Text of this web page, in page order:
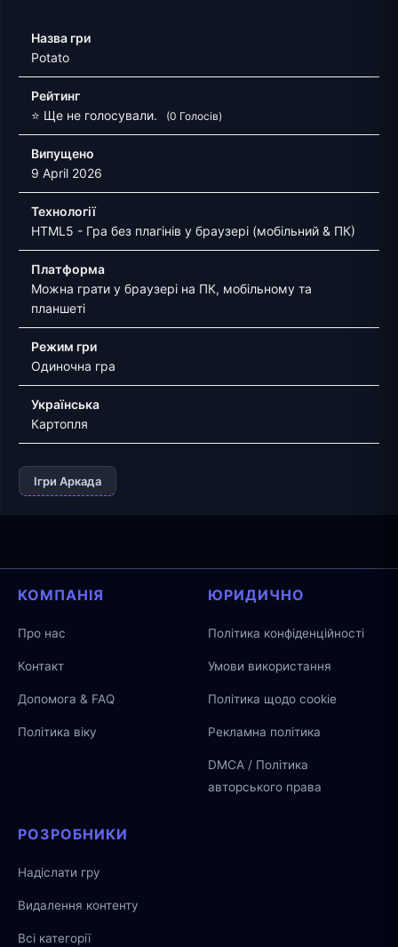
Назва гри
Potato
Рейтинг
⭐ Ще не голосували.
(0 Голосів)
Випущено
9 April 2026
Технології
HTML5 - Гра без плагінів у браузері (мобільний & ПК)
Платформа
Можна грати у браузері на ПК, мобільному та
планшеті
Режим гри
Одиночна гра
Українська
Картопля
Ігри Аркада
КОМПАНІЯ
Про нас
Контакт
Допомога & FAQ
Політика віку
ЮРИДИЧНО
Політика конфіденційності
Умови використання
Політика щодо cookie
Рекламна політика
DMCA / Політика
авторського права
РОЗРОБНИКИ
Надіслати гру
Видалення контенту
Всі категорії